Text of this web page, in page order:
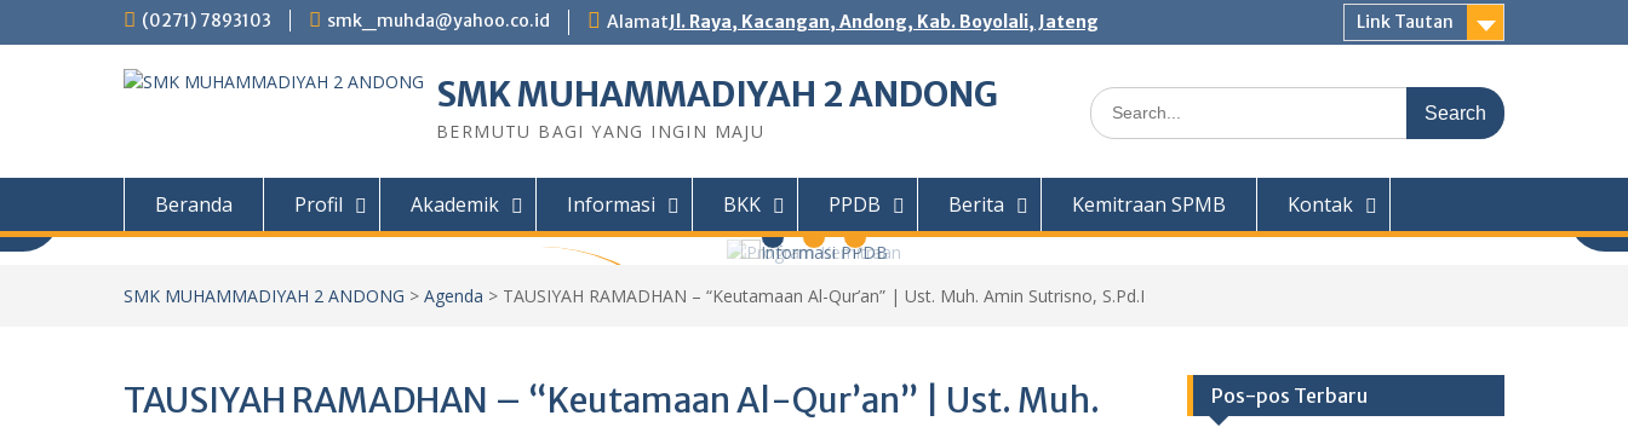
(0271) 7893103 smk_muhda@yahoo.co.id AlamatJl. Raya, Kacangan, Andong, Kab. Boyolali, Jateng Link Tautan
SMK MUHAMMADIYAH 2 ANDONG
BERMUTU BAGI YANG INGIN MAJU
Search
for:
Beranda Profil Akademik Informasi BKK PPDB Berita Kemitraan SPMB Kontak
Informasi PPDB
Kendaraan Ringan (TKR) Teknik Sepeda Motor (TSM)
SMK MUHAMMADIYAH 2 ANDONG > Agenda > TAUSIYAH RAMADHAN – “Keutamaan Al-Qur’an” | Ust. Muh. Amin Sutrisno, S.Pd.I
TAUSIYAH RAMADHAN – “Keutamaan Al-Qur’an” | Ust. Muh.
Pos-pos Terbaru